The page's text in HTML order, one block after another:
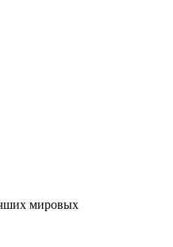
мировых